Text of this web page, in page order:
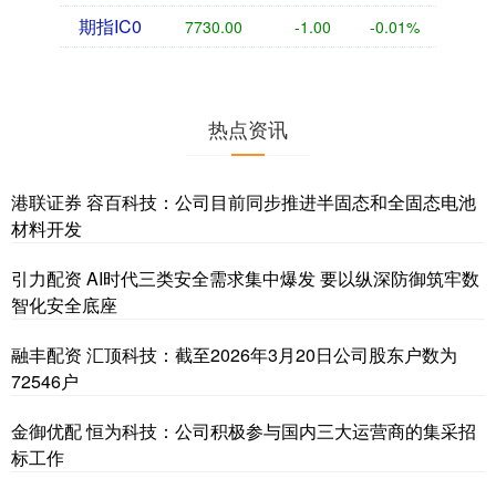
期指IC0 7730.00 -1.00 -0.01%
热点资讯
港联证券 容百科技：公司目前同步推进半固态和全固态电池
材料开发
引力配资 AI时代三类安全需求集中爆发 要以纵深防御筑牢数
智化安全底座
融丰配资 汇顶科技：截至2026年3月20日公司股东户数为
72546户
金御优配 恒为科技：公司积极参与国内三大运营商的集采招
标工作